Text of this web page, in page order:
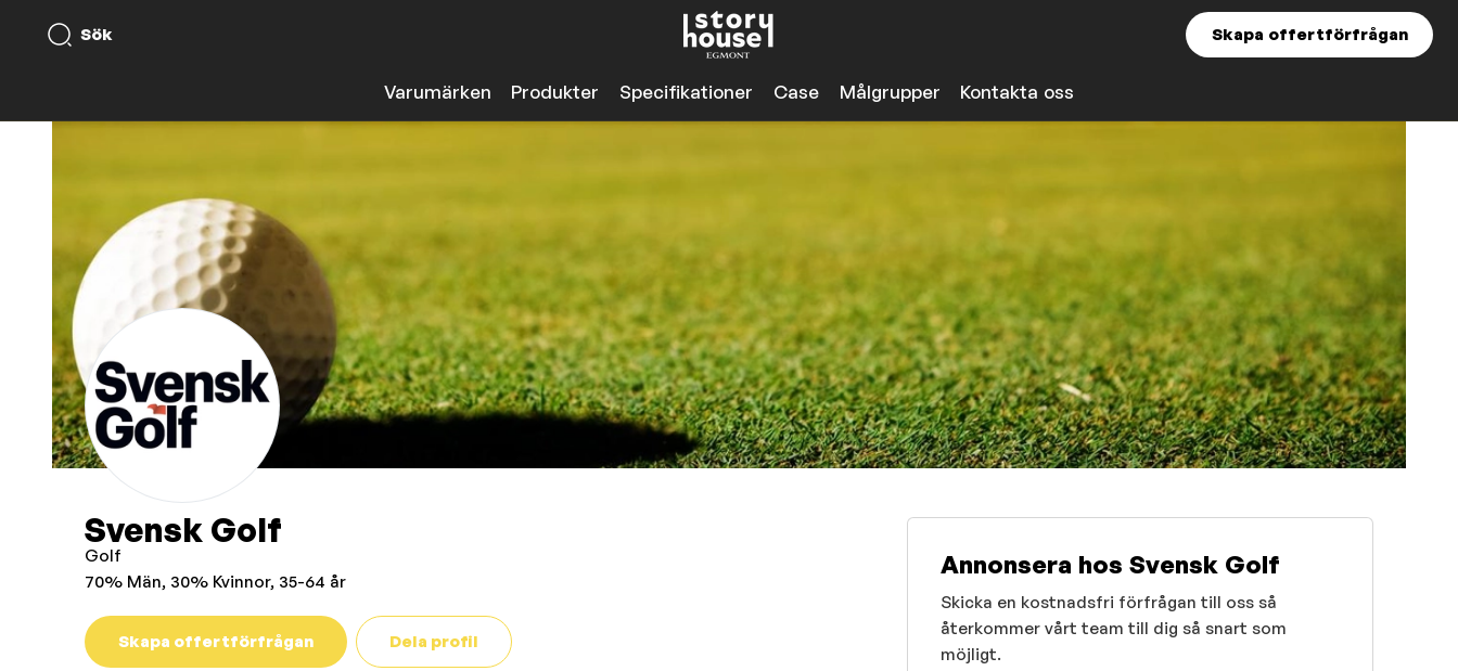
Sök Skapa offertförfrågan
Varumärken Produkter Specifikationer Case Målgrupper Kontakta oss
Svensk Golf
Golf
70% Män, 30% Kvinnor, 35-64 år
Skapa offertförfrågan Dela profil
Annonsera hos Svensk Golf
Skicka en kostnadsfri förfrågan till oss så
återkommer vårt team till dig så snart som
möjligt.